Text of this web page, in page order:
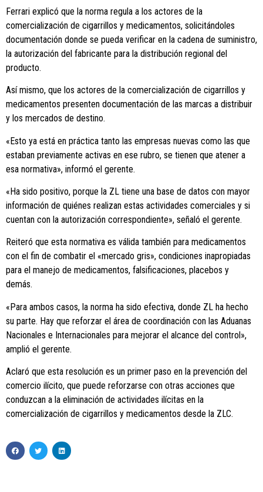
Ferrari explicó que la norma regula a los actores de la
comercialización de cigarrillos y medicamentos, solicitándoles
documentación donde se pueda verificar en la cadena de suministro,
la autorización del fabricante para la distribución regional del
producto.
Así mismo, que los actores de la comercialización de cigarrillos y
medicamentos presenten documentación de las marcas a distribuir
y los mercados de destino.
«Esto ya está en práctica tanto las empresas nuevas como las que
estaban previamente activas en ese rubro, se tienen que atener a
esa normativa», informó el gerente.
«Ha sido positivo, porque la ZL tiene una base de datos con mayor
información de quiénes realizan estas actividades comerciales y si
cuentan con la autorización correspondiente», señaló el gerente.
Reiteró que esta normativa es válida también para medicamentos
con el fin de combatir el «mercado gris», condiciones inapropiadas
para el manejo de medicamentos, falsificaciones, placebos y
demás.
«Para ambos casos, la norma ha sido efectiva, donde ZL ha hecho
su parte. Hay que reforzar el área de coordinación con las Aduanas
Nacionales e Internacionales para mejorar el alcance del control»,
amplió el gerente.
Aclaró que esta resolución es un primer paso en la prevención del
comercio ilícito, que puede reforzarse con otras acciones que
conduzcan a la eliminación de actividades ilícitas en la
comercialización de cigarrillos y medicamentos desde la ZLC.